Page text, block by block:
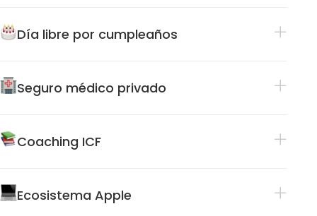
Día libre por cumpleaños
Seguro médico privado
Coaching ICF
Ecosistema Apple